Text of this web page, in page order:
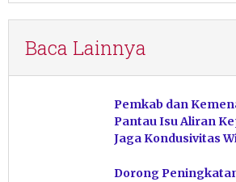
Baca Lainnya
Pemkab dan
Pantau Isu Aliran
Jaga Kondusivitas
Dorong